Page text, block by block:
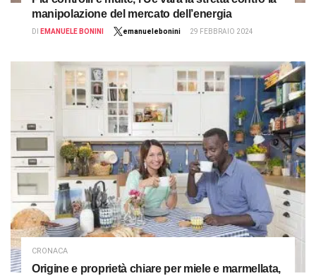
manipolazione del mercato dell’energia
DI EMANUELE BONINI emanuelebonini 29 FEBBRAIO 2024
CRONACA
Origine e proprietà chiare per miele e marmellata,